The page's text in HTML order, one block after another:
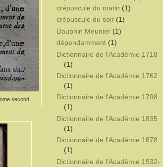
second.
crépuscule du matin (1)
crépuscule du soir (1)
Dauphin Meunier (1)
dépendamment (1)
Dictionnaire de l'Académie 1718
(1)
Dictionnaire de l'Académie 1762
(1)
Dictionnaire de l'Académie 1798
(1)
Dictionnaire de l'Académie 1835
(1)
Dictionnaire de l'Académie 1878
(1)
Dictionnaire de l'Académie 1932-